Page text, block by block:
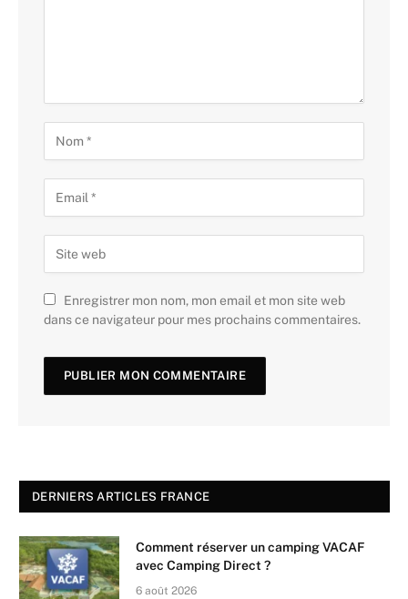
Enregistrer mon nom, mon email et mon site web
dans ce navigateur pour mes prochains commentaires.
DERNIERS ARTICLES FRANCE
Comment réserver un camping VACAF
avec Camping Direct ?
6 août 2026